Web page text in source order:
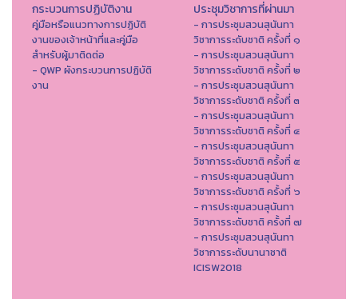
กระบวนการปฏิบัติงาน
คู่มือหรือแนวทางการปฏิบัติ
งานของเจ้าหน้าที่และคู่มือ
สำหรับผู้มาติดต่อ
- QWP ผังกระบวนการปฏิบัติ
งาน
ประชุมวิชาการที่ผ่านมา
- การประชุมสวนสุนันทา
วิชาการระดับชาติ ครั้งที่ ๑
- การประชุมสวนสุนันทา
วิชาการระดับชาติ ครั้งที่ ๒
- การประชุมสวนสุนันทา
วิชาการระดับชาติ ครั้งที่ ๓
- การประชุมสวนสุนันทา
วิชาการระดับชาติ ครั้งที่ ๔
- การประชุมสวนสุนันทา
วิชาการระดับชาติ ครั้งที่ ๕
- การประชุมสวนสุนันทา
วิชาการระดับชาติ ครั้งที่ ๖
- การประชุมสวนสุนันทา
วิชาการระดับชาติ ครั้งที่ ๗
- การประชุมสวนสุนันทา
วิชาการระดับนานาชาติ
ICISW2018